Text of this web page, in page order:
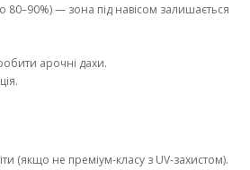
80–90%) — зона під навісом залишається
арочні дахи.
(якщо не преміум-класу з UV-захистом).